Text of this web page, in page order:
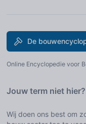
De
Online Encyclopedie voor
Jouw term niet hier?
Wij doen ons best om